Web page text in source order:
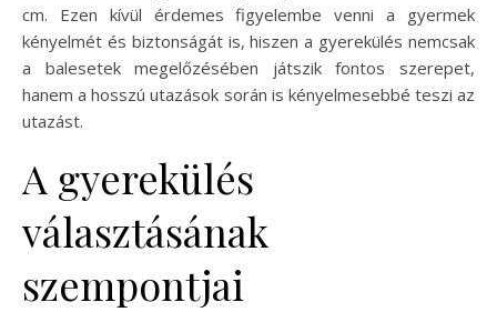
cm. Ezen kívül érdemes figyelembe venni a gyermek
kényelmét és biztonságát is, hiszen a gyerekülés nemcsak
a balesetek megelőzésében játszik fontos szerepet,
hanem a hosszú utazások során is kényelmesebbé teszi az
utazást.
A gyerekülés
választásának
szempontjai